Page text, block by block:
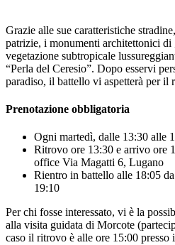
Grazie alle sue caratteristiche
patrizie, i monumenti architettonici di
vegetazione subtropicale
“Perla del Ceresio”. Dopo esservi
paradiso, il battello vi aspetterà per il
Prenotazione obbligatoria
Ogni martedì, dalle 13:30 alle
Ritrovo ore 13:30 e arrivo ore
office Via Magatti 6, Lugano
Rientro in battello alle 18:05
19:10
Per chi fosse interessato, vi è la
alla visita guidata di Morcote
caso il ritrovo è alle ore 15:00